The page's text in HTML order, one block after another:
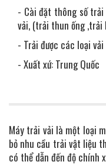
- Cài đặt thông số
vải, (trải thun ống ,trải
- Trải được các loại
- Xuất xứ: Trung Quốc
Máy trải vải là một loại
bỏ nhu cầu trải vật liệu
có thể dẫn đến độ chính